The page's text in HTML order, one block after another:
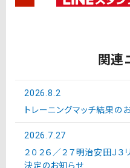
関連
2026.8.2
トレーニングマッチ結果の
2026.7.27
２０２６／２７明治安田Ｊ
決定のお知らせ